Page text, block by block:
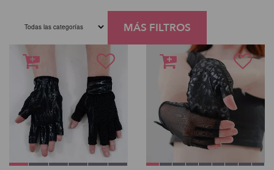
MÁS FILTROS